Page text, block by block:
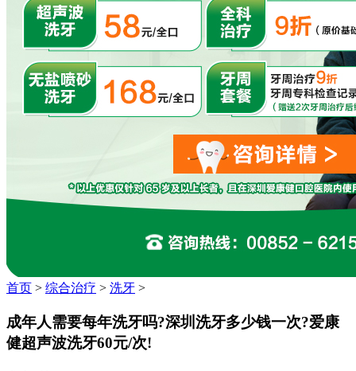
首页 > 综合治疗 > 洗牙 >
成年人需要每年洗牙吗?深圳洗牙多少钱一次?爱康
健超声波洗牙60元/次!